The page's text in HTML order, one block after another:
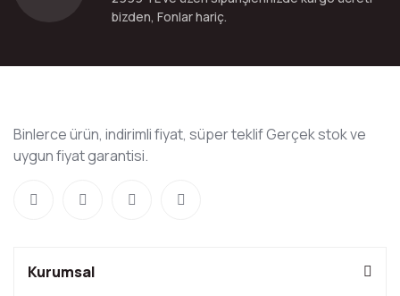
bizden, Fonlar hariç.
Binlerce ürün, indirimli fiyat, süper teklif Gerçek stok ve
uygun fiyat garantisi.
Kurumsal